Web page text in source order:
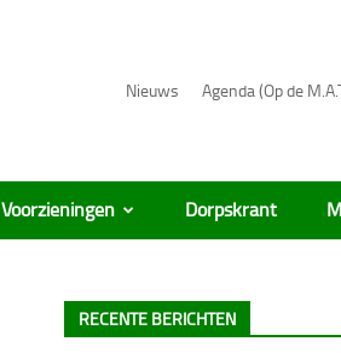
Nieuws Agenda (Op de
Voorzieningen Dorpskrant
RECENTE BERICHTEN